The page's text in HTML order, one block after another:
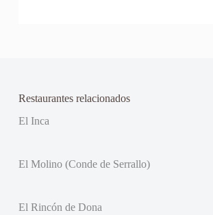
Restaurantes relacionados
El Inca
El Molino (Conde de Serrallo)
El Rincón de Dona